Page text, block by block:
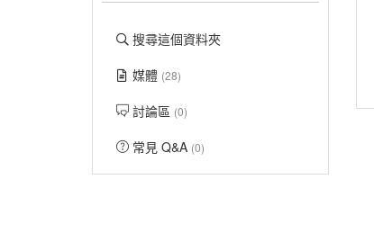
搜尋這個資料夾
媒體 (28)
討論區 (0)
常見 Q&A (0)